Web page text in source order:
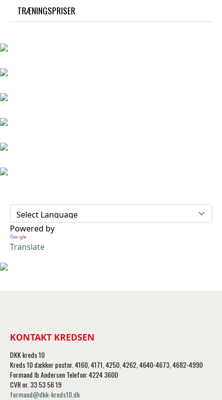
TRÆNINGSPRISER
Powered by
Translate
KONTAKT KREDSEN
DKK kreds 10
Kreds 10 dækker postnr. 4160, 4171, 4250, 4262, 4640-4673, 4682-4990
Formand Ib Andersen Telefon: 4224 3600
CVR nr. 33 53 56 19
formand@dkk-kreds10.dk